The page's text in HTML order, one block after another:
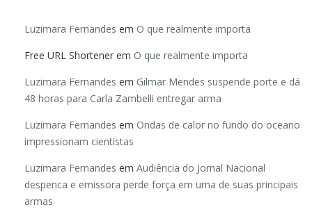
Luzimara Fernandes em O que realmente importa
Free URL Shortener em O que realmente importa
Luzimara Fernandes em Gilmar Mendes suspende porte e dá
48 horas para Carla Zambelli entregar arma
Luzimara Fernandes em Ondas de calor no fundo do oceano
impressionam cientistas
Luzimara Fernandes em Audiência do Jornal Nacional
despenca e emissora perde força em uma de suas principais
armas